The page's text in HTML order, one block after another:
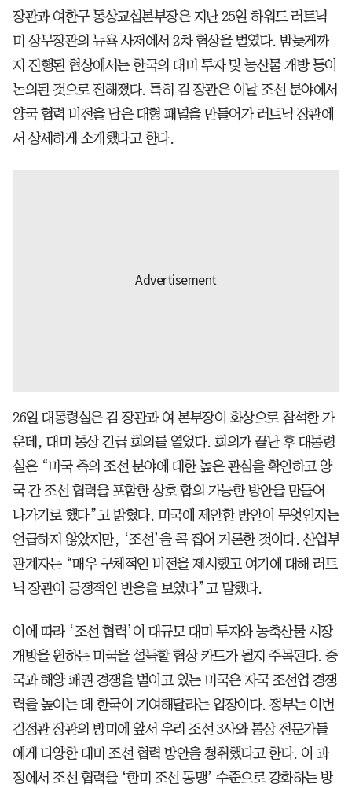
장관과 여한구 통상교섭본부장은 지난 25일 하워드 러트닉
미 상무장관의 뉴욕 사저에서 2차 협상을 벌였다. 밤늦게까
지 진행된 협상에서는 한국의 대미 투자 및 농산물 개방 등이
논의된 것으로 전해졌다. 특히 김 장관은 이날 조선 분야에서
양국 협력 비전을 담은 대형 패널을 만들어가 러트닉 장관에
서 상세하게 소개했다고 한다.
26일 대통령실은 김 장관과 여 본부장이 화상으로 참석한 가
운데, 대미 통상 긴급 회의를 열었다. 회의가 끝난 후 대통령
실은 “미국 측의 조선 분야에 대한 높은 관심을 확인하고 양
국 간 조선 협력을 포함한 상호 합의 가능한 방안을 만들어
나가기로 했다”고 밝혔다. 미국에 제안한 방안이 무엇인지는
언급하지 않았지만, ‘조선’을 콕 집어 거론한 것이다. 산업부
관계자는 “매우 구체적인 비전을 제시했고 여기에 대해 러트
닉 장관이 긍정적인 반응을 보였다”고 말했다.
이에 따라 ‘조선 협력’이 대규모 대미 투자와 농축산물 시장
개방을 원하는 미국을 설득할 협상 카드가 될지 주목된다. 중
국과 해양 패권 경쟁을 벌이고 있는 미국은 자국 조선업 경쟁
력을 높이는 데 한국이 기여해달라는 입장이다. 정부는 이번
김정관 장관의 방미에 앞서 우리 조선 3사와 통상 전문가들
에게 다양한 대미 조선 협력 방안을 청취했다고 한다. 이 과
정에서 조선 협력을 ‘한미 조선 동맹’ 수준으로 강화하는 방